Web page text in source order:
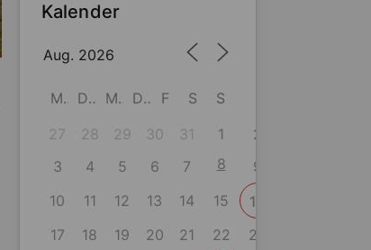
Kalender
Aug. 2026
M D M D F S
S
27
28 29 30 31 1
2
3
4 5 6 7 8
9
10
11 12 13 14 15
16
17
18 19 20 21 22
23